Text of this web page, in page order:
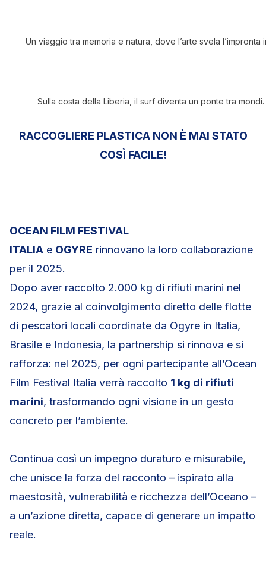
Un viaggio tra memoria e natura, dove l’arte svela
Sulla costa della Liberia, il surf diventa un ponte tra
RACCOGLIERE PLASTICA NON È MAI STATO
COSÌ FACILE!
OCEAN FILM FESTIVAL
ITALIA e OGYRE rinnovano la loro collaborazione
per il 2025.
Dopo aver raccolto 2.000 kg di rifiuti marini nel
2024, grazie al coinvolgimento diretto delle flotte
di pescatori locali coordinate da Ogyre in Italia,
Brasile e Indonesia, la partnership si rinnova e si
rafforza: nel 2025, per ogni partecipante all’Ocean
Film Festival Italia verrà raccolto 1 kg di rifiuti
marini, trasformando ogni visione in un gesto
concreto per l’ambiente.
Continua così un impegno duraturo e misurabile,
che unisce la forza del racconto – ispirato alla
maestosità, vulnerabilità e ricchezza dell’Oceano –
a un’azione diretta, capace di generare un impatto
reale.